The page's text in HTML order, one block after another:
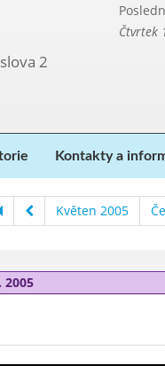
Čtvrtek
2
Kontakty a
Květen 2005
2005